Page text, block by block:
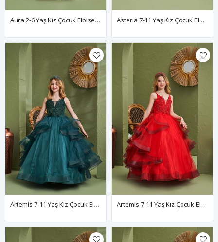
Aura 2-6 Yaş Kız Çocuk Elbise 20165 Kırık Beyaz Asteria 7-11 Yaş Kız Çocuk Elbise 30164 Kırık Beyaz
Artemis 7-11 Yaş Kız Çocuk Elbise 30163 Yeşil Artemis 7-11 Yaş Kız Çocuk Elbise 30163 Kırmızı